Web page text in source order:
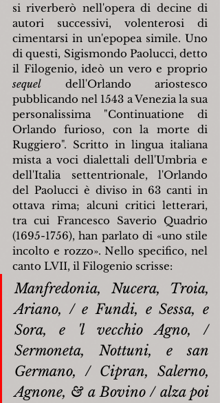
si riverberò nell'opera di decine di
autori successivi, volenterosi di
cimentarsi in un'epopea simile. Uno
di questi, Sigismondo Paolucci, detto
sequel dell'Orlando ariostesco
pubblicando nel 1543 a Venezia la sua
personalissima "Continuatione di
Orlando furioso, con la morte di
Ruggiero". Scritto in lingua italiana
mista a voci dialettali dell'Umbria e
dell'Italia settentrionale, l'Orlando
del Paolucci è diviso in 63 canti in
ottava rima; alcuni critici letterari,
tra cui Francesco Saverio Quadrio
(1695-1756), han parlato di «uno stile
incolto e rozzo». Nello specifico, nel
canto LVII, il Filogenio scrisse:
Manfredonia, Nucera, Troia,
Ariano, / e Fundi, e Sessa, e
Sora, e 'l vecchio Agno, /
Sermoneta, Nottuni, e san
Germano, / Cipran, Salerno,
Agnone, & a Bovino / alza poi